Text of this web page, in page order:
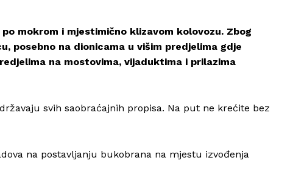
mokrom i mjestimično klizavom kolovozu. Zbog
posebno na dionicama u višim predjelima gdje
na mostovima, vijaduktima i prilazima
svih saobraćajnih propisa. Na put ne krećite bez
na postavljanju bukobrana na mjestu izvođenja